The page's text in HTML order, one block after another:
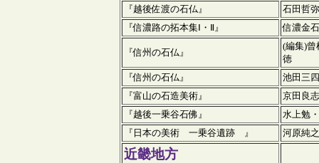
『越後佐渡の石仏』
石田哲弥
『信濃路の拓本集Ⅰ・Ⅱ』
信濃金
『信州の石仏』
(編集)曾
徳
『信州の石仏』
池田三
『富山の石造美術』
京田良志
『越後一乗谷石佛』
水上勉
『日本の美術 一乗谷遺跡 』
河原純之
近畿地方